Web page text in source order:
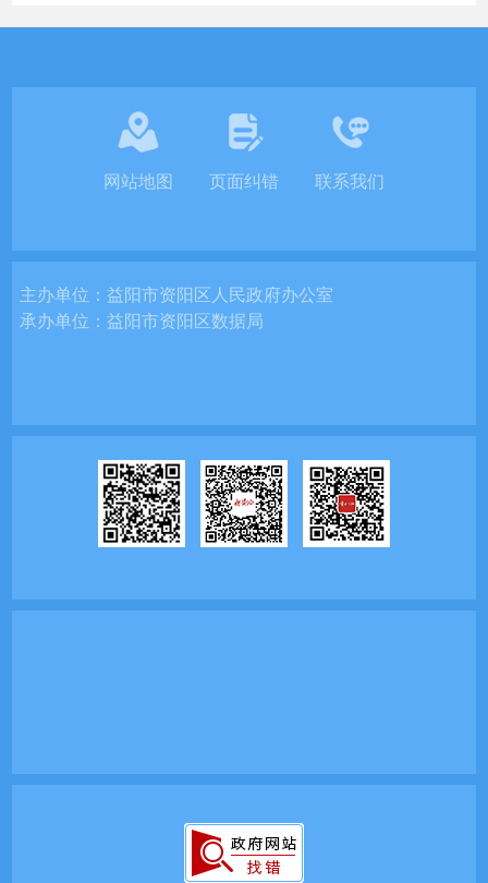
网站地图 页面纠错 联系我们
主办单位：益阳市资阳区人民政府办公室
承办单位：益阳市资阳区数据局